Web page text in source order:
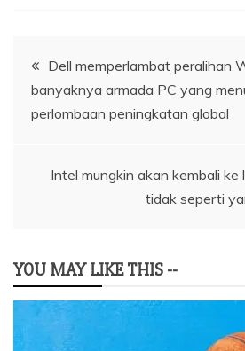
Navigasi
pos
Dell memperlambat peralihan
banyaknya armada PC yang
perlombaan peningkatan global
Intel mungkin akan kembali
tidak seperti
YOU MAY LIKE THIS --